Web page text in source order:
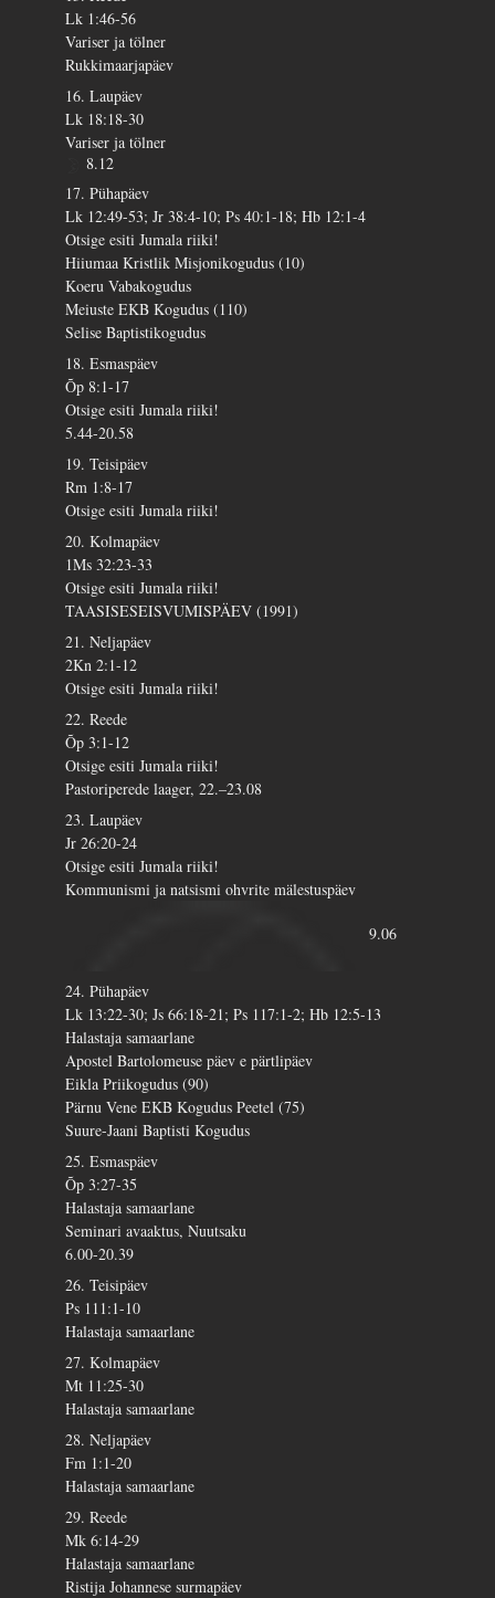
Lk 1:46-56
Variser ja tölner
Rukkimaarjapäev
16. Laupäev
Lk 18:18-30
Variser ja tölner
8.12
17. Pühapäev
Lk 12:49-53; Jr 38:4-10; Ps 40:1-18; Hb 12:1-4
Otsige esiti Jumala riiki!
Hiiumaa Kristlik Misjonikogudus (10)
Koeru Vabakogudus
Meiuste EKB Kogudus (110)
Selise Baptistikogudus
18. Esmaspäev
Õp 8:1-17
Otsige esiti Jumala riiki!
5.44-20.58
19. Teisipäev
Rm 1:8-17
Otsige esiti Jumala riiki!
20. Kolmapäev
1Ms 32:23-33
Otsige esiti Jumala riiki!
TAASISESEISVUMISPÄEV (1991)
21. Neljapäev
2Kn 2:1-12
Otsige esiti Jumala riiki!
22. Reede
Õp 3:1-12
Otsige esiti Jumala riiki!
Pastoriperede laager, 22.–23.08
23. Laupäev
Jr 26:20-24
Otsige esiti Jumala riiki!
Kommunismi ja natsismi ohvrite mälestuspäev
9.06
24. Pühapäev
Lk 13:22-30; Js 66:18-21; Ps 117:1-2; Hb 12:5-13
Halastaja samaarlane
Apostel Bartolomeuse päev e pärtlipäev
Eikla Priikogudus (90)
Pärnu Vene EKB Kogudus Peetel (75)
Suure-Jaani Baptisti Kogudus
25. Esmaspäev
Õp 3:27-35
Halastaja samaarlane
Seminari avaaktus, Nuutsaku
6.00-20.39
26. Teisipäev
Ps 111:1-10
Halastaja samaarlane
27. Kolmapäev
Mt 11:25-30
Halastaja samaarlane
28. Neljapäev
Fm 1:1-20
Halastaja samaarlane
29. Reede
Mk 6:14-29
Halastaja samaarlane
Ristija Johannese surmapäev